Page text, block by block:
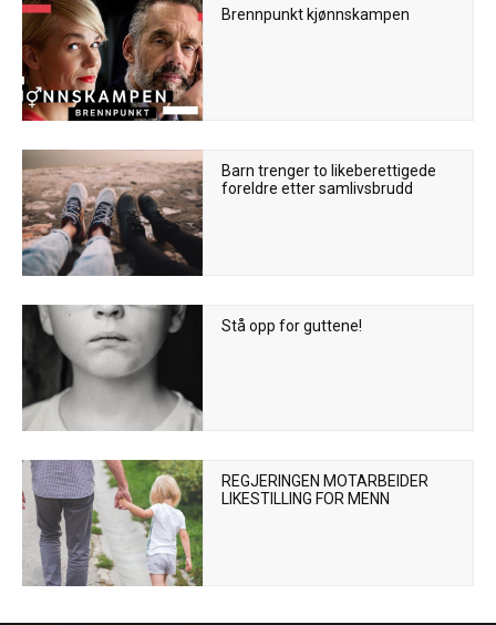
Brennpunkt kjønnskampen
Barn trenger to likeberettigede
foreldre etter samlivsbrudd
Stå opp for guttene!
REGJERINGEN MOTARBEIDER
LIKESTILLING FOR MENN